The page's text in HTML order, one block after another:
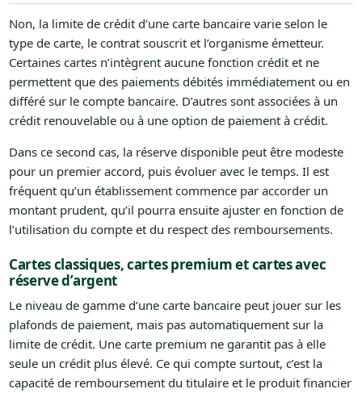
Non, la limite de crédit d’une carte bancaire varie selon le
type de carte, le contrat souscrit et l’organisme émetteur.
Certaines cartes n’intègrent aucune fonction crédit et ne
permettent que des paiements débités immédiatement ou en
différé sur le compte bancaire. D’autres sont associées à un
crédit renouvelable ou à une option de paiement à crédit.
Dans ce second cas, la réserve disponible peut être modeste
pour un premier accord, puis évoluer avec le temps. Il est
fréquent qu’un établissement commence par accorder un
montant prudent, qu’il pourra ensuite ajuster en fonction de
l’utilisation du compte et du respect des remboursements.
Cartes classiques, cartes premium et cartes avec
réserve d’argent
Le niveau de gamme d’une carte bancaire peut jouer sur les
plafonds de paiement, mais pas automatiquement sur la
limite de crédit. Une carte premium ne garantit pas à elle
seule un crédit plus élevé. Ce qui compte surtout, c’est la
capacité de remboursement du titulaire et le produit financier